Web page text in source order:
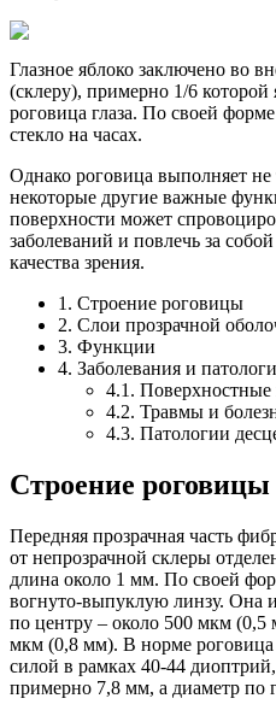
Глазное яблоко заключено во
(склеру), примерно 1/6 которой
роговица глаза. По своей
стекло на часах.
Однако роговица выполняет
некоторые другие важные
поверхности может
заболеваний и повлечь за
качества зрения.
1. Строение роговицы
2. Слои прозрачной
3. Функции
4. Заболевания и
4.1. Поверхностные
4.2. Травмы и
4.3. Патологии
Строение роговицы
Передняя прозрачная часть
от непрозрачной склеры
длина около 1 мм. По своей
вогнуто-выпуклую линзу. Она
по центру – около 500 мкм
мкм (0,8 мм). В норме
силой в рамках 40-44
примерно 7,8 мм, а диаметр по